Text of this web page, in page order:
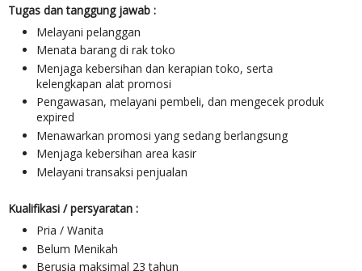
Tugas dan tanggung jawab :
Melayani pelanggan
Menata barang di rak toko
Menjaga kebersihan dan kerapian toko, serta
kelengkapan alat promosi
Pengawasan, melayani pembeli, dan mengecek produk
expired
Menawarkan promosi yang sedang berlangsung
Menjaga kebersihan area kasir
Melayani transaksi penjualan
Kualifikasi / persyaratan :
Pria / Wanita
Belum Menikah
Berusia maksimal 23 tahun